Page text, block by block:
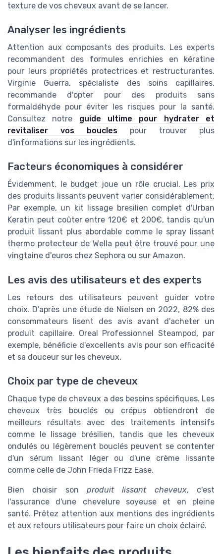
texture de vos cheveux avant de se lancer.
Analyser les ingrédients
Attention aux composants des produits. Les experts
recommandent des formules enrichies en kératine
pour leurs propriétés protectrices et restructurantes.
Virginie Guerra, spécialiste des soins capillaires,
recommande d'opter pour des produits sans
formaldéhyde pour éviter les risques pour la santé.
Consultez notre guide ultime pour hydrater et
revitaliser vos boucles pour trouver plus
d'informations sur les ingrédients.
Facteurs économiques à considérer
Évidemment, le budget joue un rôle crucial. Les prix
des produits lissants peuvent varier considérablement.
Par exemple, un kit lissage bresilien complet d'Urban
Keratin peut coûter entre 120€ et 200€, tandis qu'un
produit lissant plus abordable comme le spray lissant
thermo protecteur de Wella peut être trouvé pour une
vingtaine d'euros chez Sephora ou sur Amazon.
Les avis des utilisateurs et des experts
Les retours des utilisateurs peuvent guider votre
choix. D'après une étude de Nielsen en 2022, 82% des
consommateurs lisent des avis avant d'acheter un
produit capillaire. Oreal Professionnel Steampod, par
exemple, bénéficie d'excellents avis pour son efficacité
et sa douceur sur les cheveux.
Choix par type de cheveux
Chaque type de cheveux a des besoins spécifiques. Les
cheveux très bouclés ou crépus obtiendront de
meilleurs résultats avec des traitements intensifs
comme le lissage brésilien, tandis que les cheveux
ondulés ou légèrement bouclés peuvent se contenter
d'un sérum lissant léger ou d'une crème lissante
comme celle de John Frieda Frizz Ease.
Bien choisir son produit lissant cheveux, c'est
l'assurance d'une chevelure soyeuse et en pleine
santé. Prêtez attention aux mentions des ingrédients
et aux retours utilisateurs pour faire un choix éclairé.